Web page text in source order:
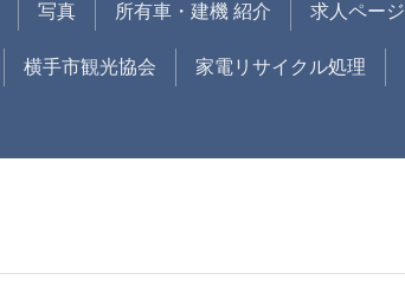
写真 所有車・建機 紹介 求人ページ
横手市観光協会 家電リサイクル処理